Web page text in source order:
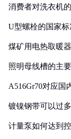
消费者对洗衣机
U型螺栓的国家标
煤矿用电热取暖
照明母线槽的主
A516Gr70对应国
镀镍钢带可以过
计量泵如何达到